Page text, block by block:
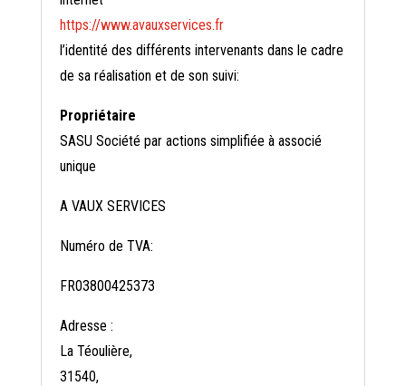
https://www.avauxservices.fr
l’identité des différents intervenants dans le cadre
de sa réalisation et de son suivi:
Propriétaire
SASU Société par actions simplifiée à associé
unique
A VAUX SERVICES
Numéro de TVA:
FR03800425373
Adresse :
La Téoulière,
31540,